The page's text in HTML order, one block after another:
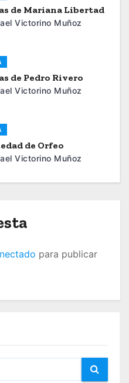
de Mariana Libertad
Victorino Muñoz
de Pedro Rivero
Victorino Muñoz
de Orfeo
Victorino Muñoz
para publicar